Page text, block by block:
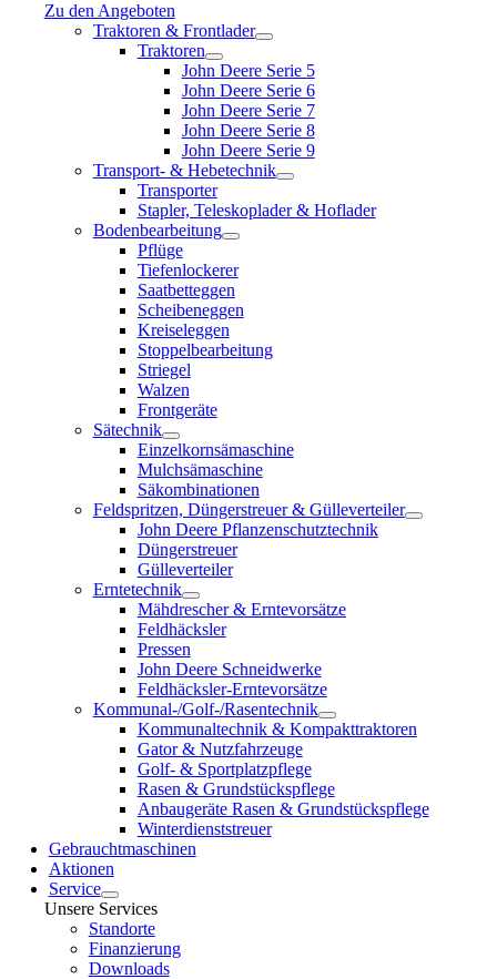
Zu den Angeboten
Traktoren & Frontlader
Traktoren
John Deere Serie 5
John Deere Serie 6
John Deere Serie 7
John Deere Serie 8
John Deere Serie 9
Transport- & Hebetechnik
Transporter
Stapler, Teleskoplader & Hoflader
Bodenbearbeitung
Pflüge
Tiefenlockerer
Saatbetteggen
Scheibeneggen
Kreiseleggen
Stoppelbearbeitung
Striegel
Walzen
Frontgeräte
Sätechnik
Einzelkornsämaschine
Mulchsämaschine
Säkombinationen
Feldspritzen, Düngerstreuer & Gülleverteiler
John Deere Pflanzenschutztechnik
Düngerstreuer
Gülleverteiler
Erntetechnik
Mähdrescher & Erntevorsätze
Feldhäcksler
Pressen
John Deere Schneidwerke
Feldhäcksler-Erntevorsätze
Kommunal-/Golf-/Rasentechnik
Kommunaltechnik & Kompakttraktoren
Gator & Nutzfahrzeuge
Golf- & Sportplatzpflege
Rasen & Grundstückspflege
Anbaugeräte Rasen & Grundstückspflege
Winterdienststreuer
Gebrauchtmaschinen
Aktionen
Service
Unsere Services
Standorte
Finanzierung
Downloads